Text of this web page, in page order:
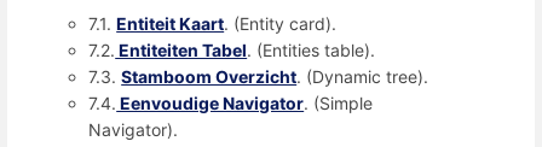
7.1.Entiteit Kaart. (Entity card).
7.2. Entiteiten Tabel. (Entities table).
7.3.Stamboom Overzicht. (Dynamic tree).
7.4. Eenvoudige Navigator. (Simple
Navigator).